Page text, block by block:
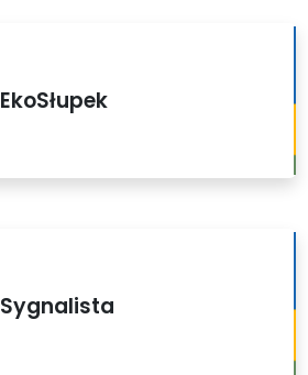
EkoSłupek
Sygnalista